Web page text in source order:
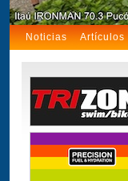
Noticias Artículos